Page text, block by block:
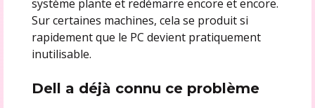
système plante et redémarre encore et encore.
Sur certaines machines, cela se produit si
rapidement que le PC devient pratiquement
inutilisable.
Dell a déjà connu ce problème